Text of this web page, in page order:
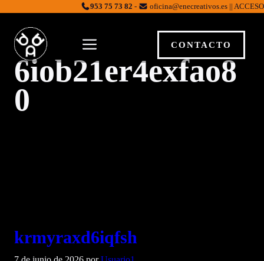
contenido
953 75 73 82 - oficina@enecreativos.es || ACCESO
MENÚ CONTACTO
6iob21er4exfao8
0
krmyraxd6iqfsh